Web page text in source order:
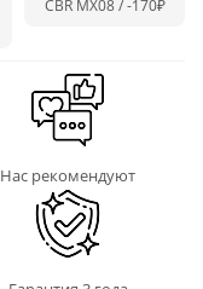
CBR MX08 /-170₽
Нас рекомендуют